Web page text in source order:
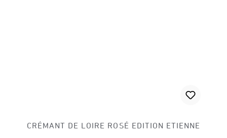
CRÉMANT DE LOIRE ROSÉ EDITION ETIENNE